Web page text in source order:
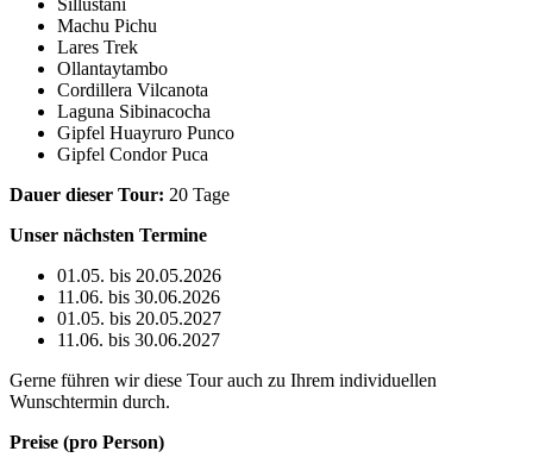
Machu Pichu
Lares Trek
Ollantaytambo
Cordillera Vilcanota
Laguna Sibinacocha
Gipfel Huayruro Punco
Gipfel Condor Puca
Dauer dieser Tour: 20 Tage
Unser nächsten Termine
01.05. bis 20.05.2026
11.06. bis 30.06.2026
01.05. bis 20.05.2027
11.06. bis 30.06.2027
Gerne führen wir diese Tour auch zu Ihrem individuellen
Wunschtermin durch.
Preise (pro Person)